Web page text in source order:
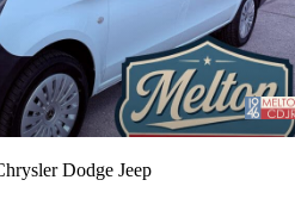
Dodge Jeep